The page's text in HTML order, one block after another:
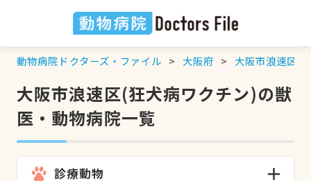
動物病院ドクターズ・ファイル 大阪府 大阪市浪速区
大阪市浪速区(狂犬病ワクチン)の獣
医・動物病院一覧
診療動物